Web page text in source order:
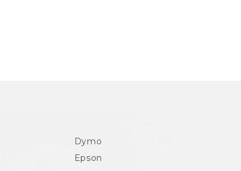
Dymo
Epson